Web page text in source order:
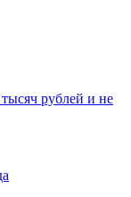
рублей и не